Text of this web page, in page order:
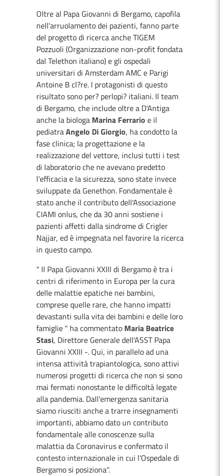
Oltre al Papa Giovanni di Bergamo, capofila
nell'arruolamento dei pazienti, fanno parte
del progetto di ricerca anche TIGEM
Pozzuoli (Organizzazione non-profit fondata
dal Telethon italiano) e gli ospedali
universitari di Amsterdam AMC e Parigi
Antoine B cl?re. I protagonisti di questo
risultato sono per? perlopi? italiani. Il team
di Bergamo, che include oltre a D'Antiga
anche la biologa Marina Ferrario e il
pediatraAngelo Di Giorgio, ha condotto la
fase clinica; la progettazione e la
realizzazione del vettore, inclusi tutti i test
di laboratorio che ne avevano predetto
l'efficacia e la sicurezza, sono state invece
sviluppate da Genethon. Fondamentale è
stato anche il contributo dell'Associazione
CIAMI onlus, che da 30 anni sostiene i
pazienti affetti dalla sindrome di Crigler
Najjar, ed è impegnata nel favorire la ricerca
in questo campo.
" Il Papa Giovanni XXIII di Bergamo è tra i
centri di riferimento in Europa per la cura
delle malattie epatiche nei bambini,
comprese quelle rare, che hanno impatti
devastanti sulla vita dei bambini e delle loro
famiglie " ha commentato Maria Beatrice
Stasi, Direttore Generale dell'ASST Papa
Giovanni XXIII -. Qui, in parallelo ad una
intensa attività trapiantologica, sono attivi
numerosi progetti di ricerca che non si sono
mai fermati nonostante le difficoltà legate
alla pandemia. Dall'emergenza sanitaria
siamo riusciti anche a trarre insegnamenti
importanti, abbiamo dato un contributo
fondamentale alle conoscenze sulla
malattia da Coronavirus e confermato il
contesto internazionale in cui l'Ospedale di
Bergamo si posiziona''.